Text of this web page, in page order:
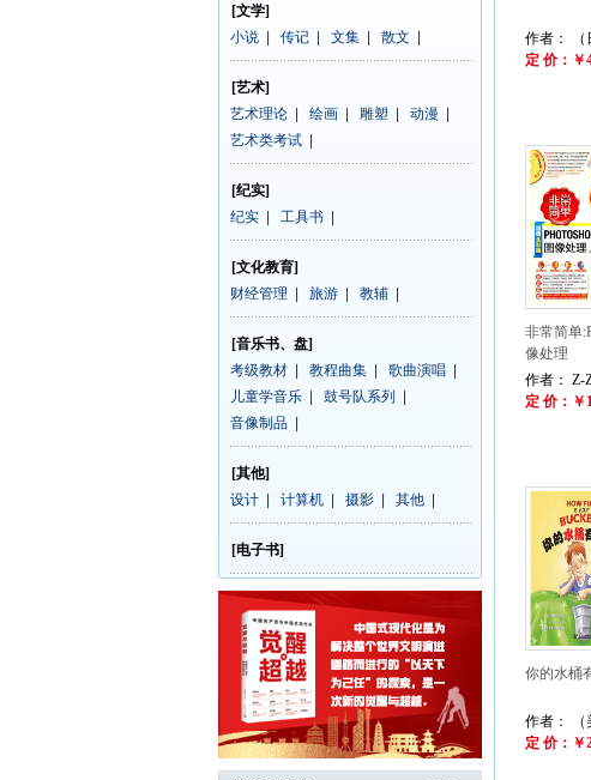
[文学]
小说
传记 文集 散文
[艺术]
艺术理论
绘画 雕塑 动漫
艺术类考试
[纪实]
纪实
工具书
[文化教育]
财经管理
旅游 教辅
[音乐书、盘]
考级教材
教程曲集 歌曲演唱
儿童学音乐
鼓号队系列
音像制品
[其他]
设计
计算机 摄影 其他
[电子书]
作者： （
定 价：￥
非常简单
像处理
作者： Z-
定 价：￥
你的水桶
作者： （
定 价：￥